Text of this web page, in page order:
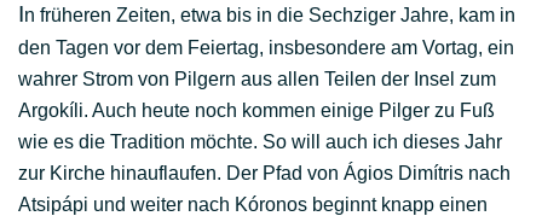
In früheren Zeiten, etwa bis in die Sechziger Jahre, kam in
den Tagen vor dem Feiertag, insbesondere am Vortag, ein
wahrer Strom von Pilgern aus allen Teilen der Insel zum
Argokíli. Auch heute noch kommen einige Pilger zu Fuß
wie es die Tradition möchte. So will auch ich dieses Jahr
zur Kirche hinauflaufen. Der Pfad von Ágios Dimítris nach
Atsipápi und weiter nach Kóronos beginnt knapp einen